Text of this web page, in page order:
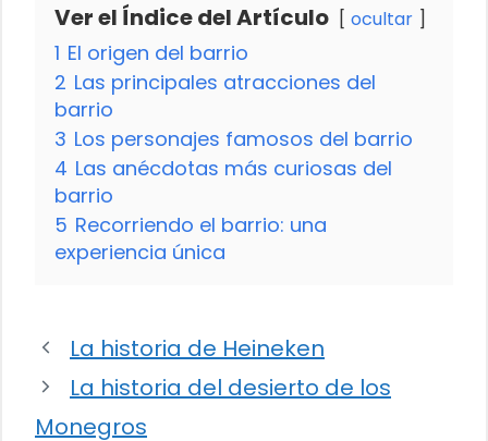
Ver el Índice del Artículo ocultar
1 El origen del barrio
2 Las principales atracciones del
barrio
3 Los personajes famosos del barrio
4 Las anécdotas más curiosas del
barrio
5 Recorriendo el barrio: una
experiencia única
La historia de Heineken
La historia del desierto de los
Monegros